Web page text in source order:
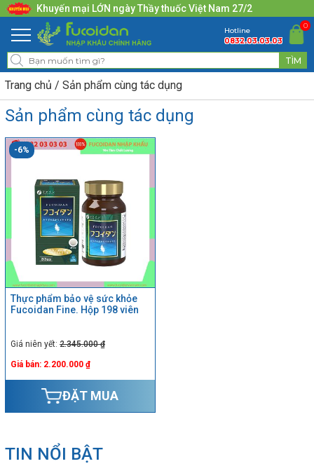
Khuyến mại LỚN ngày Thầy thuốc Việt Nam 27/2
0
Hotline
0832.03.03.03
Trang chủ Sản phẩm cùng tác dụng
Sản phẩm cùng tác dụng
Thực phẩm bảo vệ sức khỏe
Fucoidan Fine. Hộp 198 viên
Giá niên yết: 2.345.000 ₫
Giá bán: 2.200.000 ₫
-6%
ĐẶT MUA
TIN NỔI BẬT